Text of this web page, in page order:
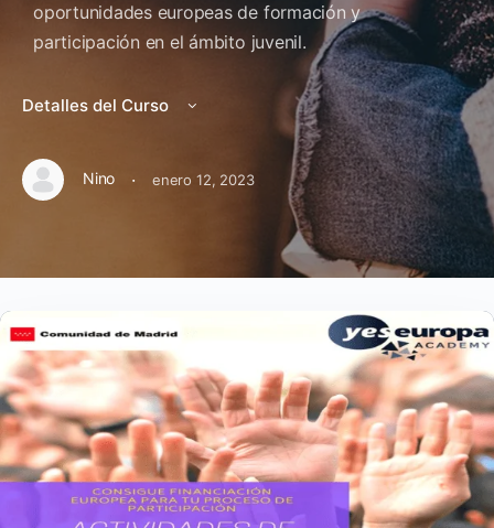
oportunidades europeas de formación y
participación en el ámbito juvenil.
Detalles del Curso
Nino · enero 12, 2023